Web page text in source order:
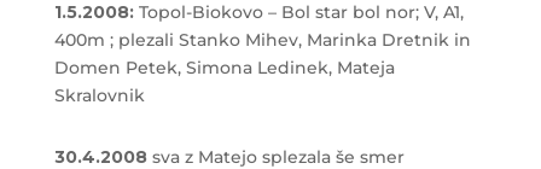
1.5.2008: Topol-Biokovo – Bol star bol nor; V, A1,
400m ; plezali Stanko Mihev, Marinka Dretnik in
Domen Petek, Simona Ledinek, Mateja
Skralovnik
30.4.2008sva z Matejo splezala še smer